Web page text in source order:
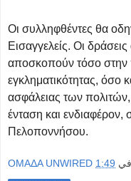
Οι συλληφθέντες θα
Εισαγγελείς. Οι δράσεις
αποσκοπούν τόσο στην
εγκληματικότητας, όσο
ασφάλειας των
ένταση και ενδιαφέρον,
Πελοποννήσου.
OMAΔΑ UNWIRED في